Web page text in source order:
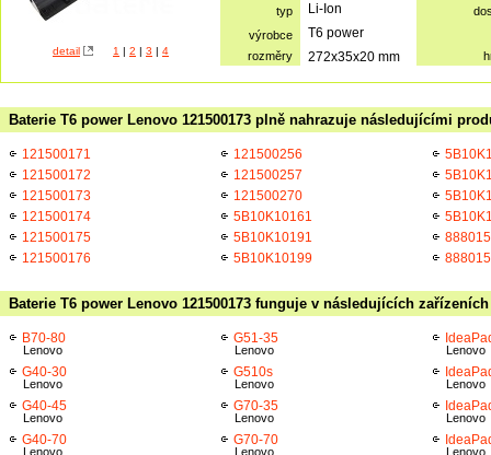
detail 1 | 2 | 3 | 4
typ
Li-Ion
výrobce
T6 power
rozměry 272x35x20 mm
Baterie T6 power Lenovo 121500173 plně nahrazuje následujícími
121500171
121500172
121500173
121500174
121500175
121500176
121500256
121500257
121500270
5B10K10161
5B10K10191
5B10K10199
Baterie T6 power Lenovo 121500173 funguje v následujících zařízeních
B70-80
Lenovo
G40-30
Lenovo
G40-45
Lenovo
G40-70
Lenovo
G51-35
Lenovo
G510s
Lenovo
G70-35
Lenovo
G70-70
Lenovo
Lenovo
Lenovo
Lenovo
Lenovo